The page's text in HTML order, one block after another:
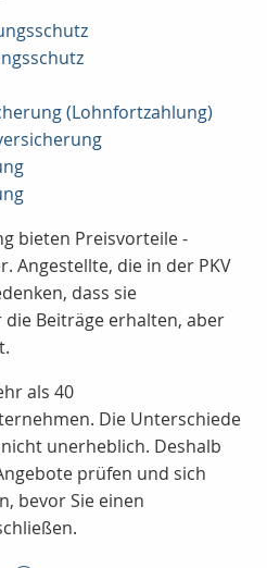
(Lohnfortzahlung)
bieten Preisvorteile -
Angestellte, die in der PKV
dass sie
Beiträge erhalten, aber
als 40
Die Unterschiede
unerheblich. Deshalb
prüfen und sich
bevor Sie einen